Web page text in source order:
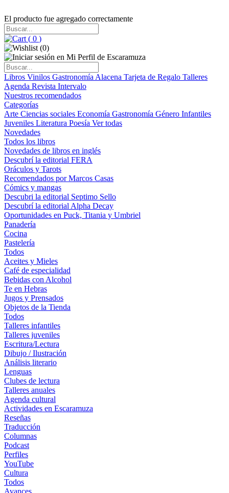
El producto fue agregado correctamente
( 0 )
(0)
Libros Vinilos Gastronomía Alacena Tarjeta de Regalo Talleres
Agenda Revista Intervalo
Nuestros recomendados
Categorías
Arte Ciencias sociales Economía Gastronomía Género Infantiles
Juveniles Literatura Poesía Ver todas
Novedades
Todos los libros
Novedades de libros en inglés
Descubrí la editorial FERA
Oráculos y Tarots
Recomendados por Marcos Casas
Cómics y mangas
Descubri la editorial Septimo Sello
Descubrí la editorial Alpha Decay
Oportunidades en Puck, Titania y Umbriel
Panadería
Cocina
Pastelería
Todos
Aceites y Mieles
Café de especialidad
Bebidas con Alcohol
Te en Hebras
Jugos y Prensados
Objetos de la Tienda
Todos
Talleres infantiles
Talleres juveniles
Escritura/Lectura
Dibujo / Ilustración
Análisis literario
Lenguas
Clubes de lectura
Talleres anuales
Agenda cultural
Actividades en Escaramuza
Reseñas
Traducción
Columnas
Podcast
Perfiles
YouTube
Cultura
Todos
Avances